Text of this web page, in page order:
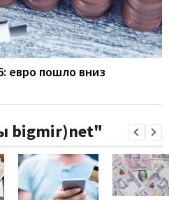
евро пошло вниз
bigmir)net"